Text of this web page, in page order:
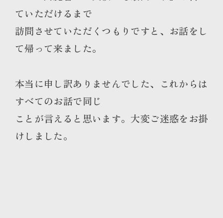
ていただけるまで
訪問させていただくつもりですと、お話をし
て帰って来ました。
本当に申し訳ありませんでした、これからは
すべてのお話で同じ
ことが言えると思います。大変ご迷惑をお掛
けしました。